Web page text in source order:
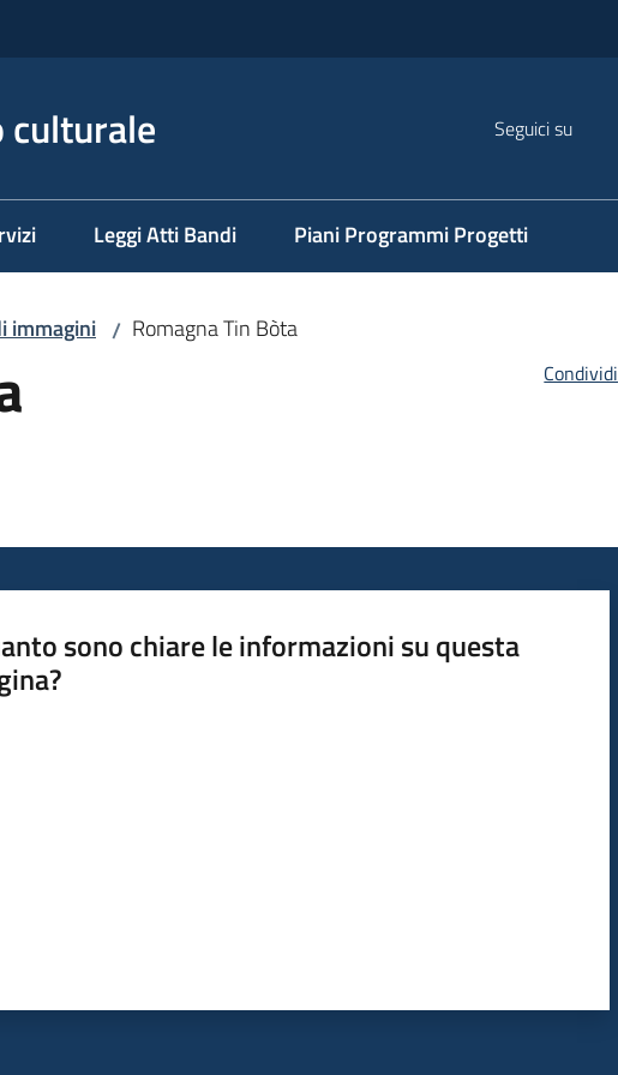
Seguici su
Leggi Atti Bandi Piani Programmi Progetti
immagini / Romagna Tin Bòta
Condividi
sono chiare le informazioni su questa